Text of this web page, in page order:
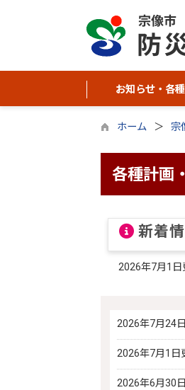
お知らせ・各
ホーム 宗
各種計画
新着
2026年7月1日
2026年7月24
2026年7月1日
2026年6月30